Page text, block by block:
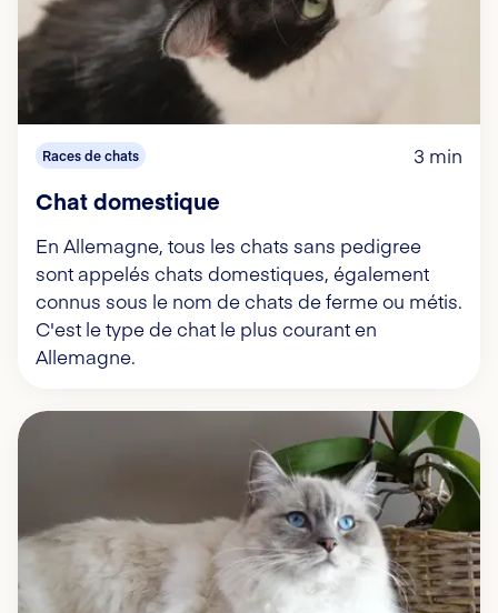
Races de chats 3 min
Chat domestique
En Allemagne, tous les chats sans pedigree
sont appelés chats domestiques, également
connus sous le nom de chats de ferme ou métis.
C'est le type de chat le plus courant en
Allemagne.